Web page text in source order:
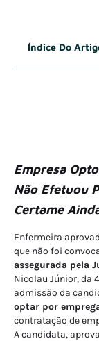
Índice Do
Empresa
Não Efetuou
Certame
Enfermeira
que não foi
assegurada pela
Nicolau Júnior, da
admissão da
optar por
contratação de
A candidata,